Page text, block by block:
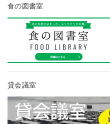
食の図書室
貸会議室